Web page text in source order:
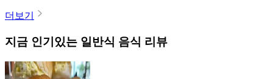
더보기
지금 인기있는 일반식 음식 리뷰